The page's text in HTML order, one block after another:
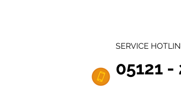
SERVICE
05121 -